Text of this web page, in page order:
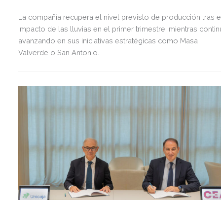
La compañía recupera el nivel previsto de producción tras
impacto de las lluvias en el primer trimestre, mientras
avanzando en sus iniciativas estratégicas como Masa
Valverde o San Antonio.